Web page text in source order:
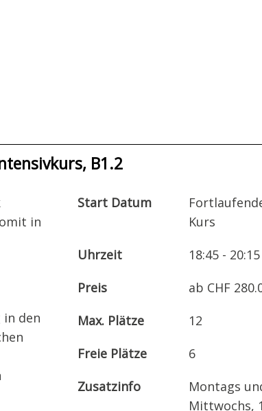
B1.2
in
in den
Start Datum
Kurs
Uhrzeit
18:45 - 20:15
Preis
ab CHF
Max. Plätze
12
Freie Plätze
6
Zusatzinfo
Montags
Mittwochs,